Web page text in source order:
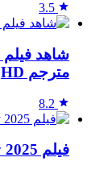
3.5
مترجم HD
8.2
فيلم Motor City 2025 مترجم اون لاين